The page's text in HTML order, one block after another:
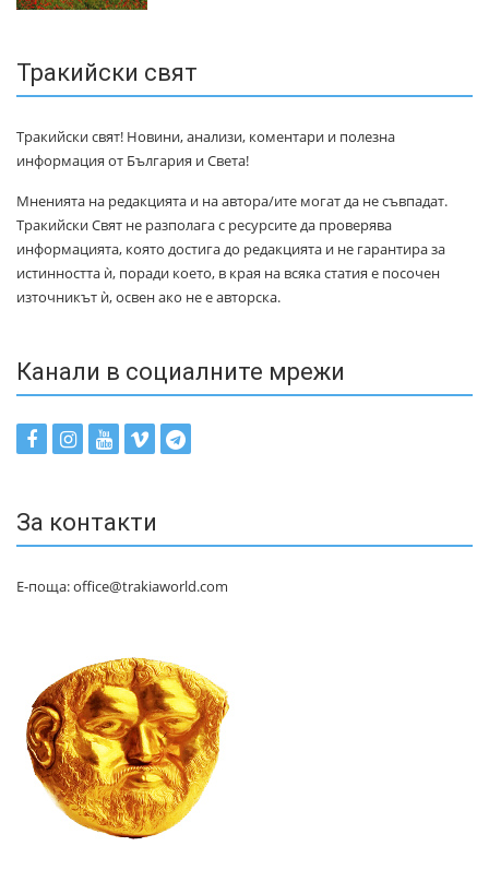
Тракийски свят
Тракийски свят! Новини, анализи, коментари и полезна
информация от България и Света!
Мненията на редакцията и на автора/ите могат да не съвпадат.
Тракийски Свят не разполага с ресурсите да проверява
информацията, която достига до редакцията и не гарантира за
истинността ѝ, поради което, в края на всяка статия е посочен
източникът ѝ, освен ако не е авторска.
Канали в социалните мрежи
За контакти
Е-поща: office@trakiaworld.com